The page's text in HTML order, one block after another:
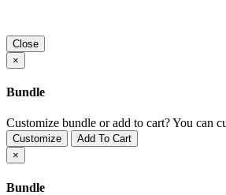
Close
×
Bundle
Customize bundle or add to cart?You can
Customize
Add To Cart
×
Bundle